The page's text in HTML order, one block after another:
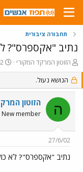
תחבורה ציבורית
נתיב "אקספרס"?
פ
ו
ת
ח
נ
הזוטון המרקד המקורי
פ
ו
ס
ם
ב
ת
ך
הנושא נעול.
ה הזוטון
New member
27/6/02
נתיב "אקספרס"? לא